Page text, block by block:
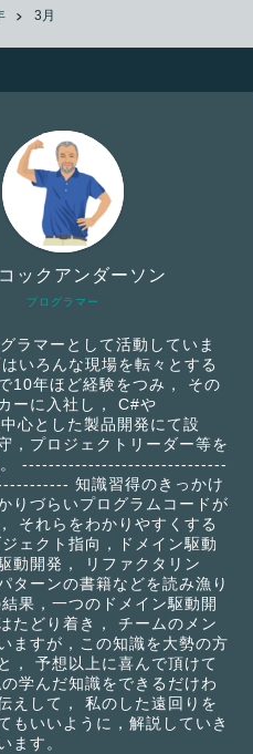
3月
プログラマー
ックアンダーソン
ラマーとして活動していま
いろんな現場を転々とする
10年ほど経験をつみ， その
ーに入社し， C#や
心とした製品開発にて設
，プロジェクトリーダー等を
。 -------------------------------
知識習得のきっかけ
りづらいプログラムコードが
それらをわかりやすくする
ェクト指向，ドメイン駆動
動開発， リファクタリン
ターンの書籍などを読み漁り
果，一つのドメイン駆動開
たどり着き， チームのメン
ますが，この知識を大勢の方
， 予想以上に喜んで頂けて
学んだ知識をできるだけわ
えして， 私のした遠回りを
もいいように，解説していき
ます。